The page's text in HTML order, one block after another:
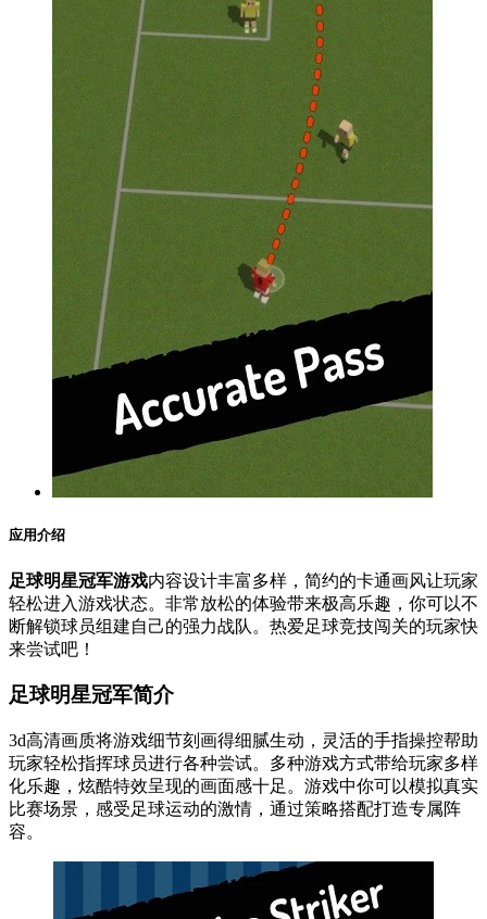
应用介绍
足球明星冠军游戏内容设计丰富多样，简约的卡通画风让玩家
轻松进入游戏状态。非常放松的体验带来极高乐趣，你可以不
断解锁球员组建自己的强力战队。热爱足球竞技闯关的玩家快
来尝试吧！
足球明星冠军简介
3d高清画质将游戏细节刻画得细腻生动，灵活的手指操控帮助
玩家轻松指挥球员进行各种尝试。多种游戏方式带给玩家多样
化乐趣，炫酷特效呈现的画面感十足。游戏中你可以模拟真实
比赛场景，感受足球运动的激情，通过策略搭配打造专属阵
容。